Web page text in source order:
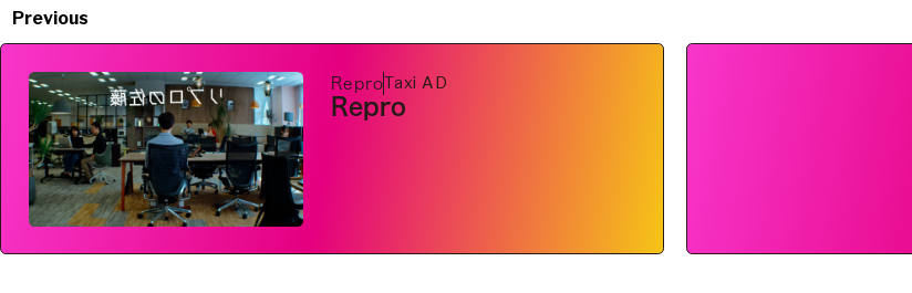
Previous
ReproTaxi AD
Repro